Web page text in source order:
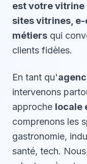
est votre vitrine
sites vitrines,
métiers qui
clients fidèles.
En tant qu'
intervenons
approche locale
comprenons les
gastronomie,
santé, tech.